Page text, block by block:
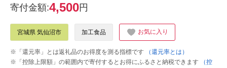
寄付金額:4,500円
宮城県 気仙沼市 加工食品 お気に入り
※「還元率」とは返礼品のお得度を測る指標です
（還元率とは）
※「控除上限額」の範囲内で寄付するとお得にふるさと納税できます
（控